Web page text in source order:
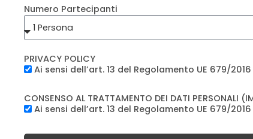
Numero Partecipanti
PRIVACY POLICY
Ai sensi dell’art. 13 del Regolamento UE 679/
CONSENSO AL TRATTAMENTO DEI DATI PERSONALI
Ai sensi dell’art. 13 del Regolamento UE 679/